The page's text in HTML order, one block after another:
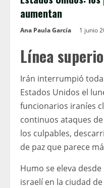
aumentan
Ana Paula García 1 junio
Línea
Irán interrumpió
Estados Unidos el
funcionarios iraníes
continuos ataques
los culpables,
de paz que parece
Humo se eleva
israelí en la ciudad